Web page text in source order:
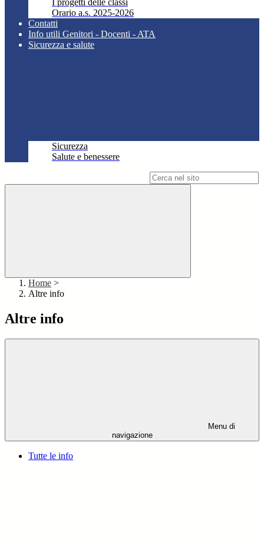
I progetti delle classi
Orario a.s. 2025-2026
Contatti
Info utili Genitori - Docenti - ATA
Sicurezza e salute
Sicurezza
Salute e benessere
Home >
Altre info
Altre info
Menu di
navigazione
Tutte le info